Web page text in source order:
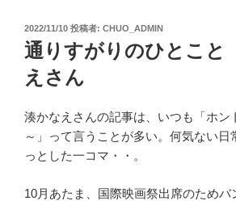
投
稿
日:
2022/11/10 投稿者: CHUO_ADMIN
通りすがりのひとこ
えさん
湊かなえさんの記事は、いつも「ホン
～」って言うことが多い。何気ない日
っとした一コマ・・。
10月あたま、国際映画祭出席のためバ